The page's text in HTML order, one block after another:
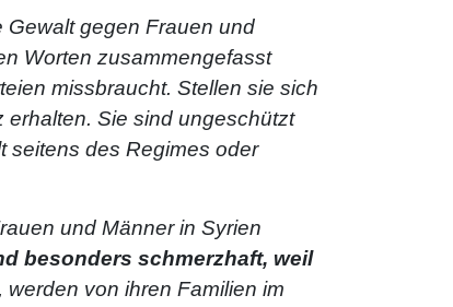
Gewalt gegen Frauen und
Worten zusammengefasst
missbraucht. Stellen sie sich
erhalten. Sie sind ungeschützt
seitens des Regimes oder
und Männer in Syrien
besonders schmerzhaft, weil
von ihren Familien im